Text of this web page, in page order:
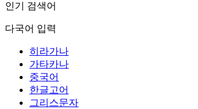
인기 검색어
다국어 입력
히라가나
가타카나
중국어
한글고어
그리스문자